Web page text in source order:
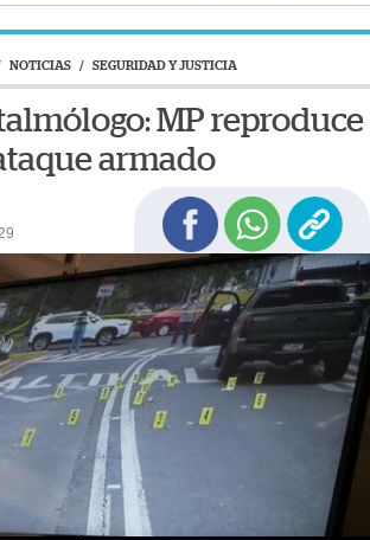
NOTICIAS / SEGURIDAD Y JUSTICIA
MP reproduce
armado